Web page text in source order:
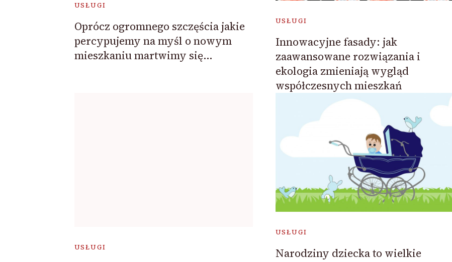
USŁUGI
Oprócz ogromnego szczęścia jakie
percypujemy na myśl o nowym
mieszkaniu martwimy się…
USŁUGI
Innowacyjne fasady: jak
zaawansowane rozwiązania i
ekologia zmieniają wygląd
współczesnych mieszkań
USŁUGI
USŁUGI
Narodziny dziecka to wielkie